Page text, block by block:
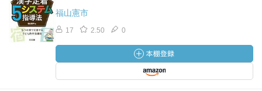
福山憲市
17 2.50 0